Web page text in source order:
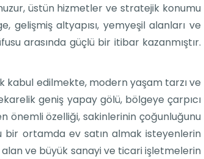
üstün hizmetler ve stratejik konumu
altyapısı, yemyeşil alanları ve
arasında güçlü bir itibar kazanmıştır.
kabul edilmekte, modern yaşam tarzı ve
geniş yapay gölü, bölgeye çarpıcı
önemli özelliği, sakinlerinin çoğunluğunu
bir ortamda ev satın almak isteyenlerin
ve büyük sanayi ve ticari işletmelerin